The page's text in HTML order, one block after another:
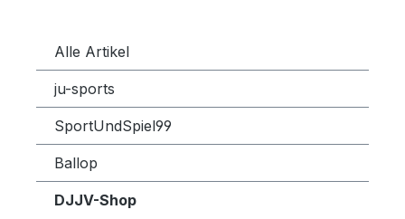
Alle Artikel
ju-sports
SportUndSpiel99
Ballop
DJJV-Shop